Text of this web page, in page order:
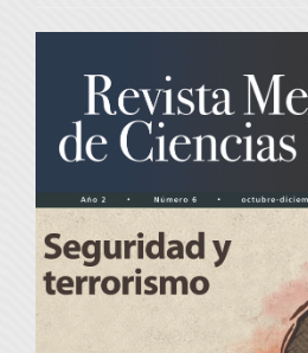
lateral
del
artículo